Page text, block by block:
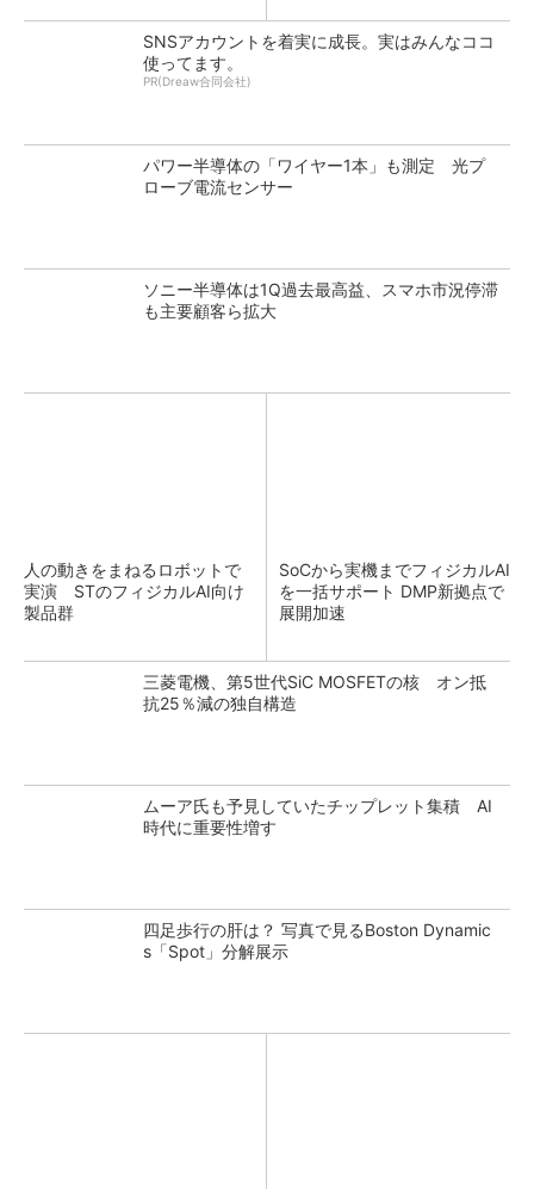
SNSアカウントを着実に成長。実はみんなココ
使ってます。
PR(Dreaw合同会社)
パワー半導体の「ワイヤー1本」も測定 光プ
ローブ電流センサー
ソニー半導体は1Q過去最高益、スマホ市況停滞
も主要顧客ら拡大
人の動きをまねるロボットで
実演 STのフィジカルAI向け
製品群
SoCから実機までフィジカルAI
を一括サポート DMP新拠点で
展開加速
三菱電機、第5世代SiC MOSFETの核 オン抵
抗25％減の独自構造
ムーア氏も予見していたチップレット集積 AI
時代に重要性増す
四足歩行の肝は？ 写真で見るBoston Dynamic
s「Spot」分解展示